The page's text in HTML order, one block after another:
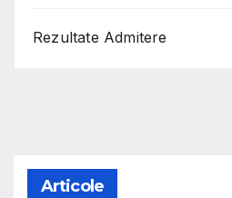
Rezultate Admitere
Articole